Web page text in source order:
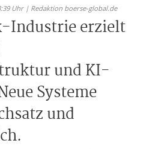
Uhr | Redaktion boerse-global.de
Industrie erzielt
und KI-
Systeme
und